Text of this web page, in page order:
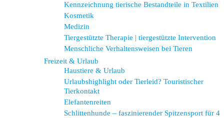
Kennzeichnung tierische Bestandteile in Textilien
Kosmetik
Medizin
Tiergestützte Therapie | tiergestützte Intervention
Menschliche Verhaltensweisen bei Tieren
Freizeit & Urlaub
Haustiere & Urlaub
Urlaubshighlight oder Tierleid? Touristischer
Tierkontakt
Elefantenreiten
Schlittenhunde – faszinierender Spitzensport für 4